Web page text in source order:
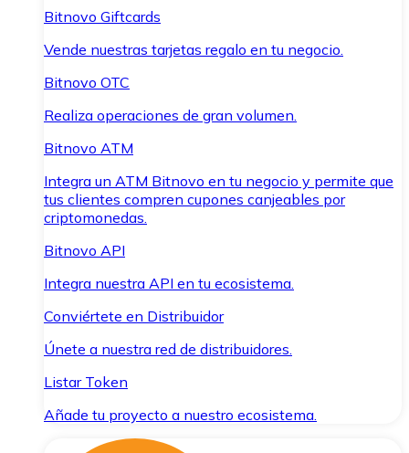
Bitnovo Giftcards
Vende nuestras tarjetas regalo en tu negocio.
Bitnovo OTC
Realiza operaciones de gran volumen.
Bitnovo ATM
Integra un ATM Bitnovo en tu negocio y permite que
tus clientes compren cupones canjeables por
criptomonedas.
Bitnovo API
Integra nuestra API en tu ecosistema.
Conviértete en Distribuidor
Únete a nuestra red de distribuidores.
Listar Token
Añade tu proyecto a nuestro ecosistema.